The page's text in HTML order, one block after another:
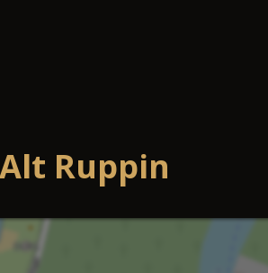
Ruppin